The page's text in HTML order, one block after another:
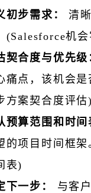
初步需求：
清
(Salesforce机
契合度与优先级
痛点，该机会是
方案契合度评估)
预算范围和时间
的项目时间框
表)
下一步：
与客